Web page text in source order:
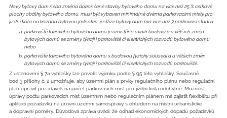
Nový bytový dům nebo změna dokončené stavby bytového domu na více než 25 % celkové
plochy obálky bytového domu, musí být vybaven minimálně dvěma parkovacími místy pro
jízdní kola na každou bytovou jednotku, jestliže bytový dům má více než 3 parkovací stání a
parkoviště takového bytového domu je umístěno uvnitř budovy a u větších změn
bytových domů se změny týkají i parkoviště či elektrických rozvodů bytového domu,
nebo
parkoviště takového bytového domu s budovou fyzicky sousedí a u větších změn
bytových domů se změny týkají i parkoviště či elektrických rozvodů parkoviště.
Z ustanovení § 7a vyhlášky lze povolit výjimku podle § 95 této vyhlášky. Současně
bod 3 přílohy č. 2 umožňuje, aby územní plán s prvky regulačního plánu nebo regulační
plán upravil požadavek na počet parkovacích míst pro jízdní kola odchylně. Možnost
úpravy počtu parkovacích míst územním nebo regulačním plánem má zajistit flexibilitu při
aplikaci požadavků na úrovni územní samosprávy s ohledem na místní urbanistické
a dopravní poměry. Důvodová zpráva uvádí, že odhad ekonomických dopadů požadavků